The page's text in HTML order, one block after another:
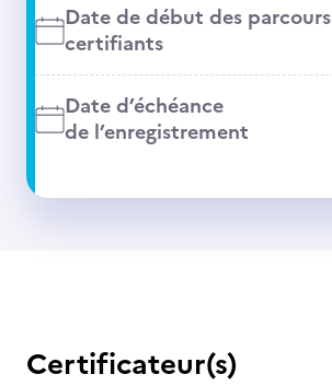
Date de début des parcours
certifiants
Date d’échéance
de l’enregistrement
Certificateur(s)